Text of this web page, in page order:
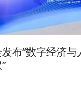
布“数字经济与